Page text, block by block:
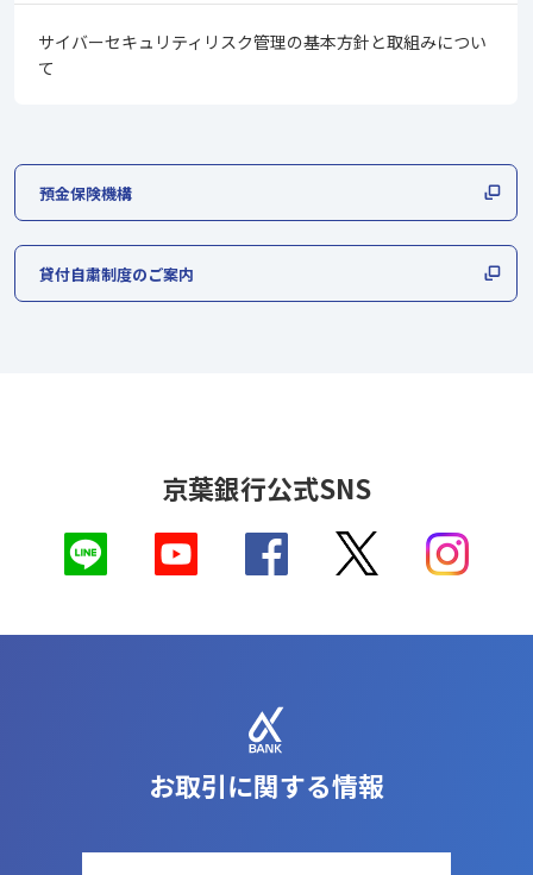
サイバーセキュリティリスク管理の基本方針と取組みについ
て
預金保険機構
貸付自粛制度のご案内
京葉銀行公式SNS
お取引に関する情報